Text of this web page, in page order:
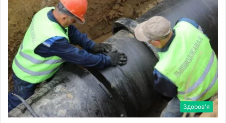
Здоров'я